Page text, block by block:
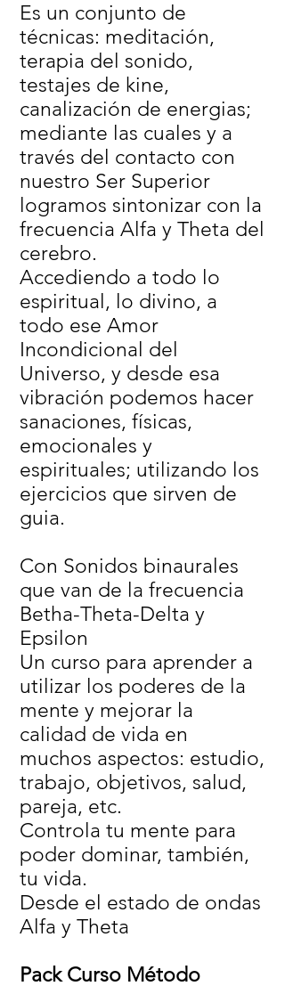
Es un conjunto de
técnicas: meditación,
terapia del sonido,
testajes de kine,
canalización de energias;
mediante las cuales y a
través del contacto con
nuestro Ser Superior
logramos sintonizar con la
frecuencia Alfa y Theta del
cerebro.
Accediendo a todo lo
espiritual, lo divino, a
todo ese Amor
Incondicional del
Universo, y desde esa
vibración podemos hacer
sanaciones, físicas,
emocionales y
espirituales; utilizando los
ejercicios que sirven de
guia.
Con Sonidos binaurales
que van de la frecuencia
Betha-Theta-Delta y
Epsilon
Un curso para aprender a
utilizar los poderes de la
mente y mejorar la
calidad de vida en
muchos aspectos: estudio,
trabajo, objetivos, salud,
pareja, etc.
Controla tu mente para
poder dominar, también,
tu vida.
Desde el estado de ondas
Alfa y Theta
Pack Curso Método